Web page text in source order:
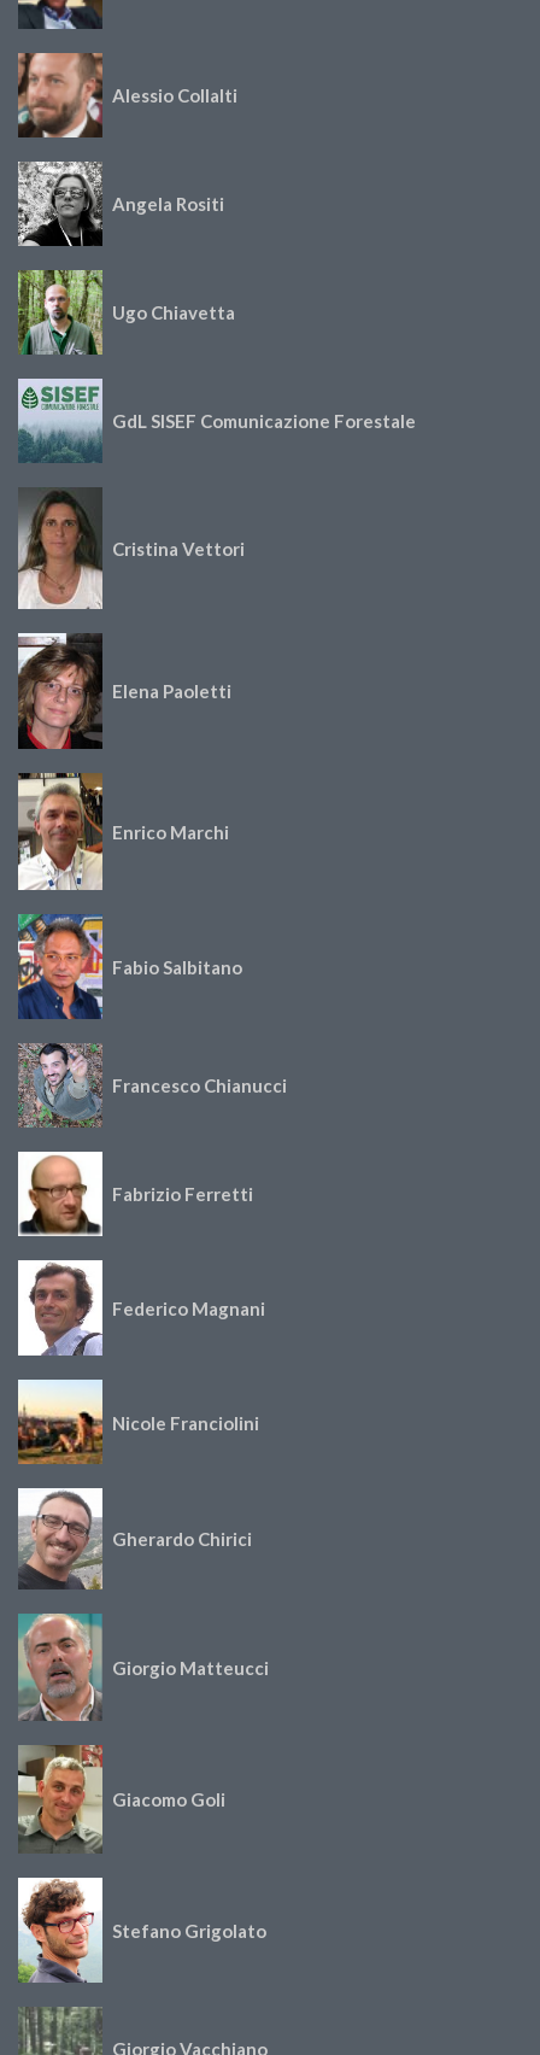
Alessio Collalti
Angela Rositi
Ugo Chiavetta
GdL SISEF Comunicazione Forestale
Cristina Vettori
Elena Paoletti
Enrico Marchi
Fabio Salbitano
Francesco Chianucci
Fabrizio Ferretti
Federico Magnani
Nicole Franciolini
Gherardo Chirici
Giorgio Matteucci
Giacomo Goli
Stefano Grigolato
Giorgio Vacchiano